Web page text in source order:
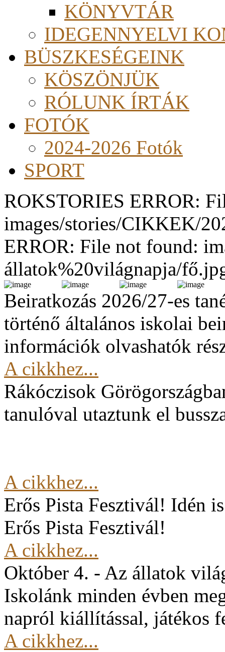
KÖNYVTÁR
IDEGENNYELVI
BÜSZKESÉGEINK
KÖSZÖNJÜK
RÓLUNK ÍRTÁK
FOTÓK
2024-2026 Fotók
SPORT
ROKSTORIES ERROR:
images/stories/CIKKEK/
ERROR: File not found:
állatok%20világnapja/
Beiratkozás 2026/27-es
történő általános iskolai
információk olvashatók
A cikkhez...
Rákóczisok
tanulóval utaztunk el
A cikkhez...
Erős Pista Fesztivál! Idén
Erős Pista Fesztivál!
A cikkhez...
Október 4. - Az állatok
Iskolánk minden évben
napról kiállítással, játékos
A cikkhez...